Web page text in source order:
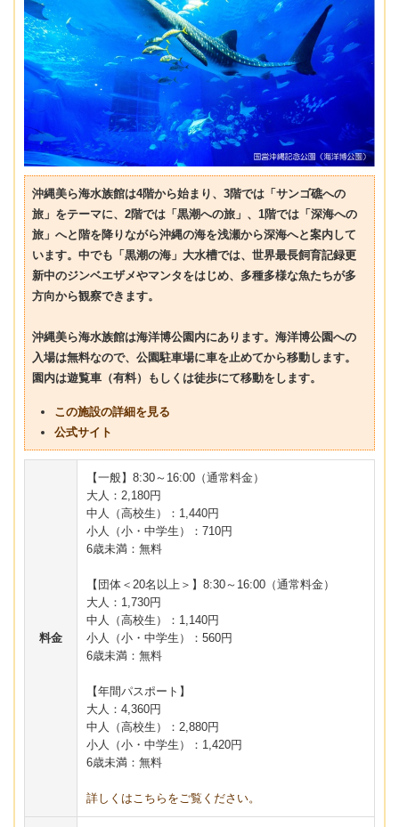
沖縄美ら海水族館は4階から始まり、3階では「サンゴ礁への
旅」をテーマに、2階では「黒潮への旅」、1階では「深海への
旅」へと階を降りながら沖縄の海を浅瀬から深海へと案内して
います。中でも「黒潮の海」大水槽では、世界最長飼育記録更
新中のジンベエザメやマンタをはじめ、多種多様な魚たちが多
方向から観察できます。
沖縄美ら海水族館は海洋博公園内にあります。海洋博公園への
入場は無料なので、公園駐車場に車を止めてから移動します。
園内は遊覧車（有料）もしくは徒歩にて移動をします。
この施設の詳細を見る
公式サイト
料金
【一般】8:30～16:00（通常料金）
大人：2,180円
中人（高校生）：1,440円
小人（小・中学生）：710円
6歳未満：無料
【団体＜20名以上＞】8:30～16:00（通常料金）
大人：1,730円
中人（高校生）：1,140円
小人（小・中学生）：560円
6歳未満：無料
【年間パスポート】
大人：4,360円
中人（高校生）：2,880円
小人（小・中学生）：1,420円
6歳未満：無料
詳しくはこちらをご覧ください。